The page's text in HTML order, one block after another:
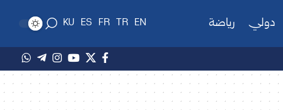
دولي رياضة EN
TR
FR
ES
KU